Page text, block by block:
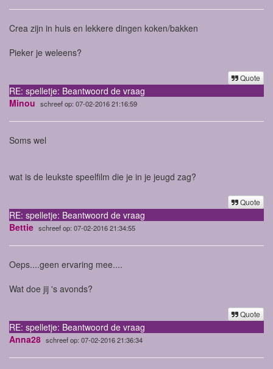
Crea zijn in huis en lekkere dingen koken/bakken
Pieker je weleens?
Quote
RE: spelletje: Beantwoord de vraag
Minou schreef op: 07-02-2016 21:16:59
Soms wel
wat is de leukste speelfilm die je in je jeugd zag?
Quote
RE: spelletje: Beantwoord de vraag
Bettie schreef op: 07-02-2016 21:34:55
Oeps....geen ervaring mee....
Wat doe jij 's avonds?
Quote
RE: spelletje: Beantwoord de vraag
Anna28 schreef op: 07-02-2016 21:36:34